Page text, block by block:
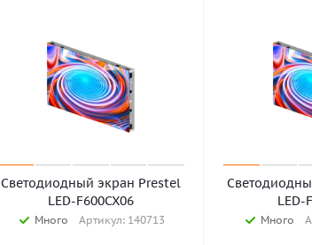
Светодиодный экран Prestel
LED-F600CX06
Много Артикул: 140713
LED-
Много